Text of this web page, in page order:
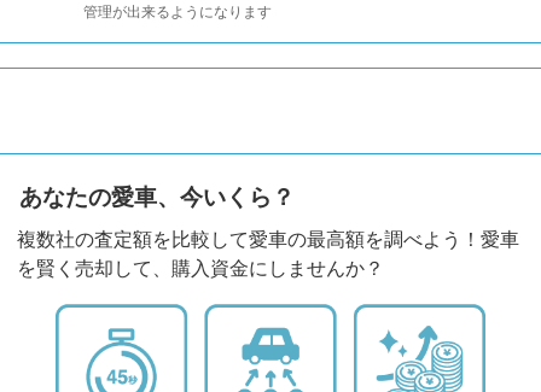
管理が出来るようになります
あなたの愛車、今いくら？
複数社の査定額を比較して愛車の最高額を調べよう！愛車
を賢く売却して、購入資金にしませんか？